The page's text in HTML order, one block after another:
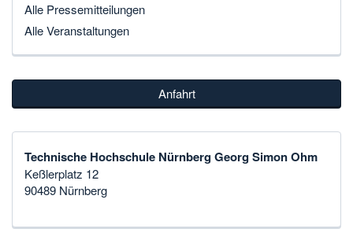
Alle Pressemitteilungen
Alle Veranstaltungen
Anfahrt
Technische Hochschule Nürnberg Georg Simon Ohm
Keßlerplatz 12
90489 Nürnberg